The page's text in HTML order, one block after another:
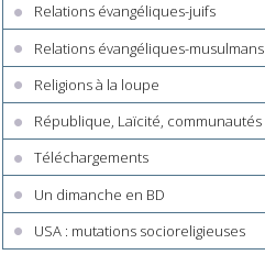
Relations évangéliques-juifs
Relations évangéliques-musulmans
Religions à la loupe
République, Laïcité, communautés
Téléchargements
Un dimanche en BD
USA : mutations socioreligieuses